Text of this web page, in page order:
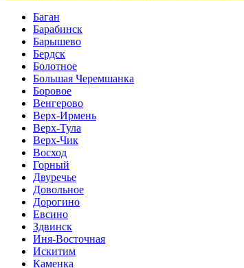
Баган
Барабинск
Барышево
Бердск
Болотное
Большая Черемшанка
Боровое
Венгерово
Верх-Ирмень
Верх-Тула
Верх-Чик
Восход
Горный
Двуречье
Довольное
Дорогино
Евсино
Здвинск
Иня-Восточная
Искитим
Каменка